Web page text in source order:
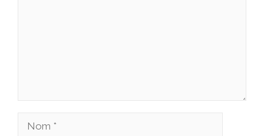
Nom